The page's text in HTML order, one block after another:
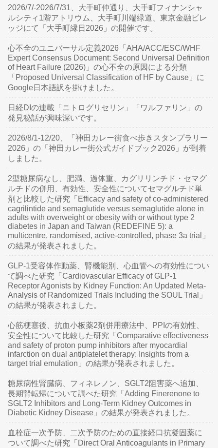
2026/7/-2026/7/31、大手町仲通り、大手町フィナンシャ
ルシティ1階アトリウム、大手町川端緑道、東京金融ビレ
ッジにて「大手町縁日2026」の開催です。
心不全のユニバーサル定義2026「AHA/ACC/ESC/WHF
Expert Consensus Document: Second Universal Definition
of Heart Failure (2026)」の心不全の原因による分類
「Proposed Universal Classification of HF by Cause」に
Google日本語訳を掛けました。
日経DIの連載「ニトログリセリン」「ワルファリン」の
発見秘話が興味深いです。
2026/8/1-12/20、「神田カレー街食べ歩きスタンプラリー
2026」の「神田カレー街公式ガイドブック2026」が到着
しました。
2型糖尿病なし、肥満、過体重、カグリリンチド・セマグ
ルチドの併用、有効性、安全性についてセマグルチド単
剤と比較した研究「Efficacy and safety of co-administered
cagrilintide and semaglutide versus semaglutide alone in
adults with overweight or obesity with or without type 2
diabetes in Japan and Taiwan (REDEFINE 5): a
multicentre, randomised, active-controlled, phase 3a trial」
の結果が発表されました。
GLP-1受容体作動薬、腎機能別、心血管への有効性につい
て調べた研究「Cardiovascular Efficacy of GLP-1
Receptor Agonists by Kidney Function: An Updated Meta-
Analysis of Randomized Trials Including the SOUL Trial」
の結果が発表されました。
心筋梗塞後、抗血小板薬2剤併用療法中、PPIの有効性、
安全性について比較した研究「Comparative effectiveness
and safety of proton pump inhibitors after myocardial
infarction on dual antiplatelet therapy: Insights from a
target trial emulation」の結果が発表されました。
糖尿病性腎臓病、フィネレノン、SGLT2阻害薬へ追加、
長期腎転帰について調べた研究「Adding Finerenone to
SGLT2 Inhibitors and Long-Term Kidney Outcomes in
Diabetic Kidney Disease」の結果が発表されました。
血栓症一次予防、二次予防のための直接経口抗凝固薬に
ついて調べた研究「Direct Oral Anticoagulants in Primary